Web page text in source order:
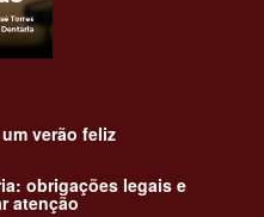
verão feliz
obrigações legais e
atenção